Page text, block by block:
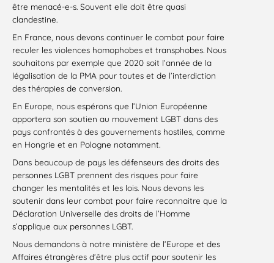
être menacé-e-s. Souvent elle doit être quasi
clandestine.
En France, nous devons continuer le combat pour faire
reculer les violences homophobes et transphobes. Nous
souhaitons par exemple que 2020 soit l’année de la
légalisation de la PMA pour toutes et de l’interdiction
des thérapies de conversion.
En Europe, nous espérons que l’Union Européenne
apportera son soutien au mouvement LGBT dans des
pays confrontés à des gouvernements hostiles, comme
en Hongrie et en Pologne notamment.
Dans beaucoup de pays les défenseurs des droits des
personnes LGBT prennent des risques pour faire
changer les mentalités et les lois. Nous devons les
soutenir dans leur combat pour faire reconnaitre que la
Déclaration Universelle des droits de l’Homme
s’applique aux personnes LGBT.
Nous demandons à notre ministère de l’Europe et des
Affaires étrangères d’être plus actif pour soutenir les